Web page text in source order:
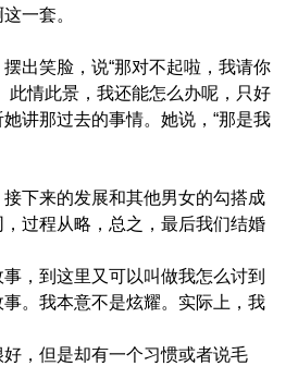
一套。
出笑脸，说“那对不起啦，我请你
此情此景，我还能怎么办呢，只好
讲那过去的事情。她说，“那是我
下来的发展和其他男女的勾搭成
过程从略，总之，最后我们结婚
，到这里又可以叫做我怎么讨到
。我本意不是炫耀。实际上，我
，但是却有一个习惯或者说毛